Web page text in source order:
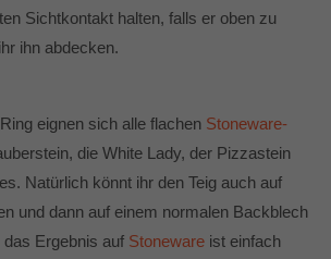
Sichtkontakt halten, falls er oben zu
ihn abdecken.
eignen sich alle flachen Stoneware-
die White Lady, der Pizzastein
Natürlich könnt ihr den Teig auch auf
und dann auf einem normalen Backblech
Ergebnis auf Stoneware ist einfach